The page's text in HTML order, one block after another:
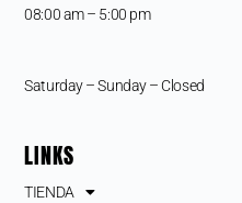
08:00 am – 5:00 pm
Saturday – Sunday – Closed
LINKS
TIENDA